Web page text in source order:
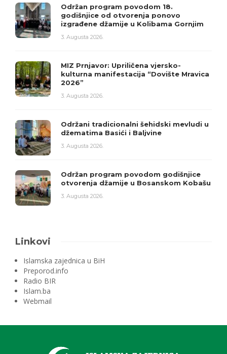
Održan program povodom 18.
godišnjice od otvorenja ponovo
izgrađene džamije u Kolibama Gornjim
3. Augusta 2026.
MIZ Prnjavor: Upriličena vjersko-
kulturna manifestacija “Dovište Mravica
2026”
3. Augusta 2026.
Održani tradicionalni šehidski mevludi u
džematima Basići i Baljvine
3. Augusta 2026.
Održan program povodom godišnjice
otvorenja džamije u Bosanskom Kobašu
3. Augusta 2026.
Linkovi
Islamska zajednica u BiH
Preporod.info
Radio BIR
Islam.ba
Webmail